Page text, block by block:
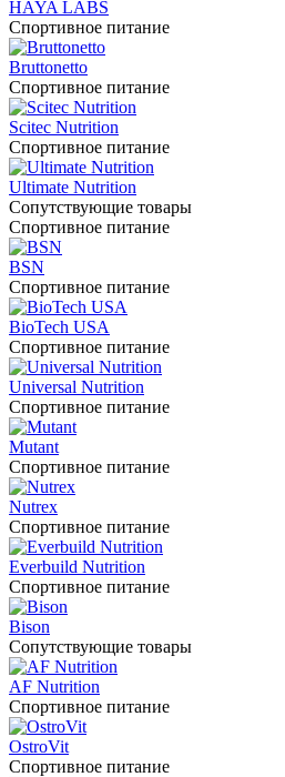
HAYA LABS
Спортивное питание
Bruttonetto
Спортивное питание
Scitec Nutrition
Спортивное питание
Ultimate Nutrition
Сопутствующие товары
Спортивное питание
BSN
Спортивное питание
BioTech USA
Спортивное питание
Universal Nutrition
Спортивное питание
Mutant
Спортивное питание
Nutrex
Спортивное питание
Everbuild Nutrition
Спортивное питание
Bison
Сопутствующие товары
AF Nutrition
Спортивное питание
OstroVit
Спортивное питание